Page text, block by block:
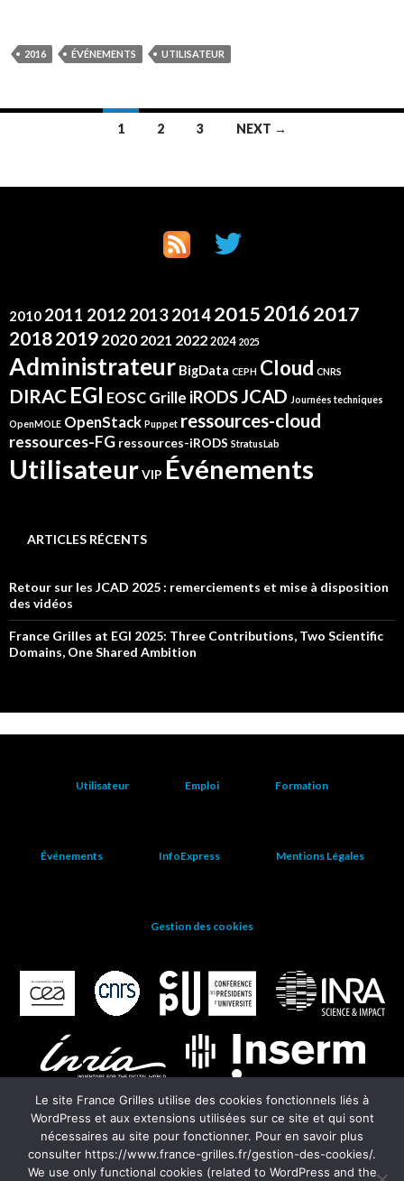
2016 ÉVÉNEMENTS UTILISATEUR
1 2 3 NEXT →
2010 2011 2012 20132014201520162017
20182019 2020 2021 2022 2024 2025
Administrateur BigData CEPH Cloud CNRS
DIRAC EGI EOSC Grille iRODSJCAD Journées techniques
OpenMOLE OpenStack Puppet ressources-cloud
ressources-FG ressources-iRODS StratusLab
UtilisateurVIP Événements
ARTICLES RÉCENTS
Retour sur les JCAD 2025 : remerciements et mise à disposition
des vidéos
France Grilles at EGI 2025: Three Contributions, Two Scientific
Domains, One Shared Ambition
Utilisateur Emploi Formation
Événements InfoExpress Mentions Légales
Gestion des cookies
Le site France Grilles utilise des cookies fonctionnels liés à
WordPress et aux extensions utilisées sur ce site et qui sont
nécessaires au site pour fonctionner. Pour en savoir plus
consulter https://www.france-grilles.fr/gestion-des-cookies/.
We use only functional cookies (related to WordPress and the